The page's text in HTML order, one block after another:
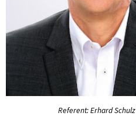
Referent: Erhard Schulz